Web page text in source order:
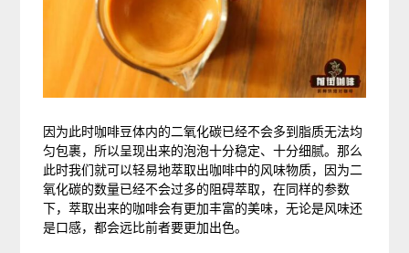
因为此时咖啡豆体内的二氧化碳已经不会多到脂质无法均
匀包裹，所以呈现出来的泡泡十分稳定、十分细腻。那么
此时我们就可以轻易地萃取出咖啡中的风味物质，因为二
氧化碳的数量已经不会过多的阻碍萃取，在同样的参数
下，萃取出来的咖啡会有更加丰富的美味，无论是风味还
是口感，都会远比前者要更加出色。